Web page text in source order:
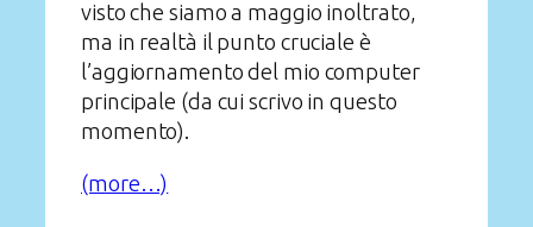
visto che siamo a maggio inoltrato,
ma in realtà il punto cruciale è
l’aggiornamento del mio computer
principale (da cui scrivo in questo
momento).
(more…)